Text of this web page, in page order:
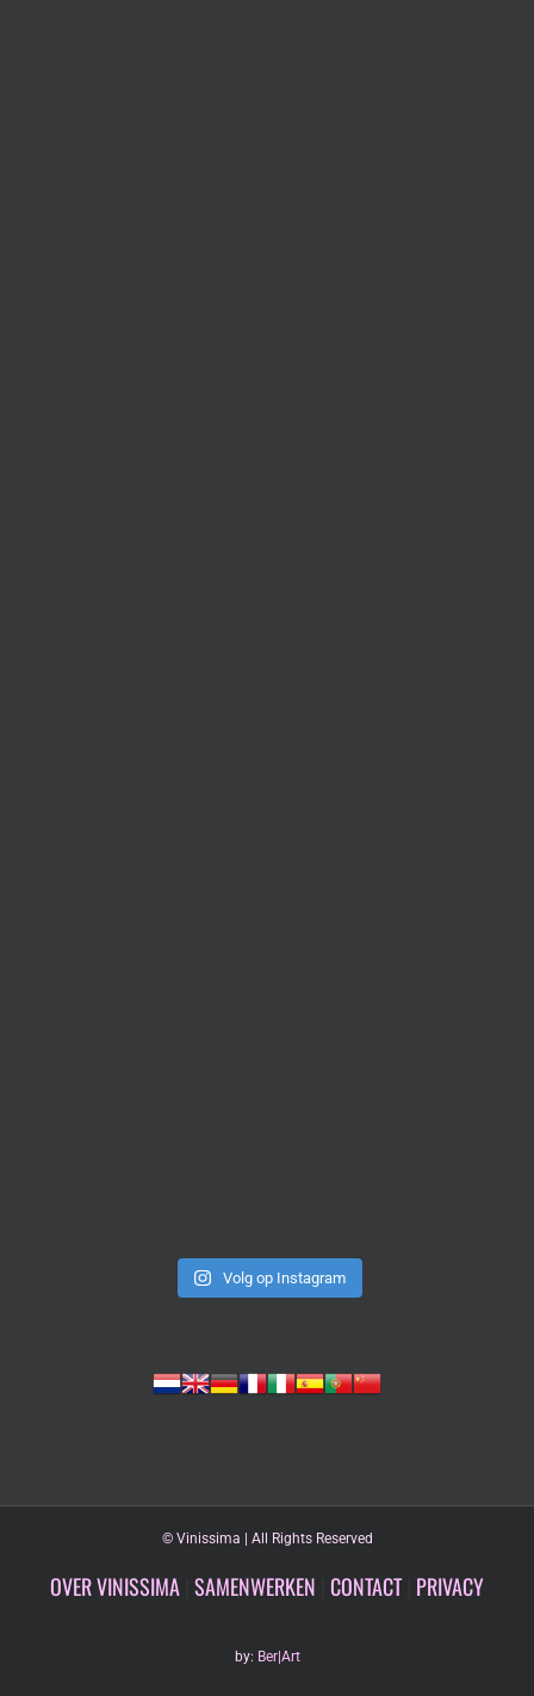
Volg op Instagram
© Vinissima | All Rights Reserved
OVER VINISSIMA SAMENWERKEN CONTACT| PRIVACY
by: Ber|Art